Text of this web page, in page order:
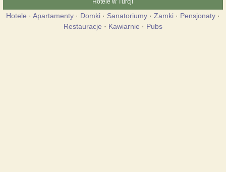
Hotele w Turcji
Hotele · Apartamenty · Domki · Sanatoriumy · Zamki · Pensjonaty ·
Restauracje · Kawiarnie · Pubs